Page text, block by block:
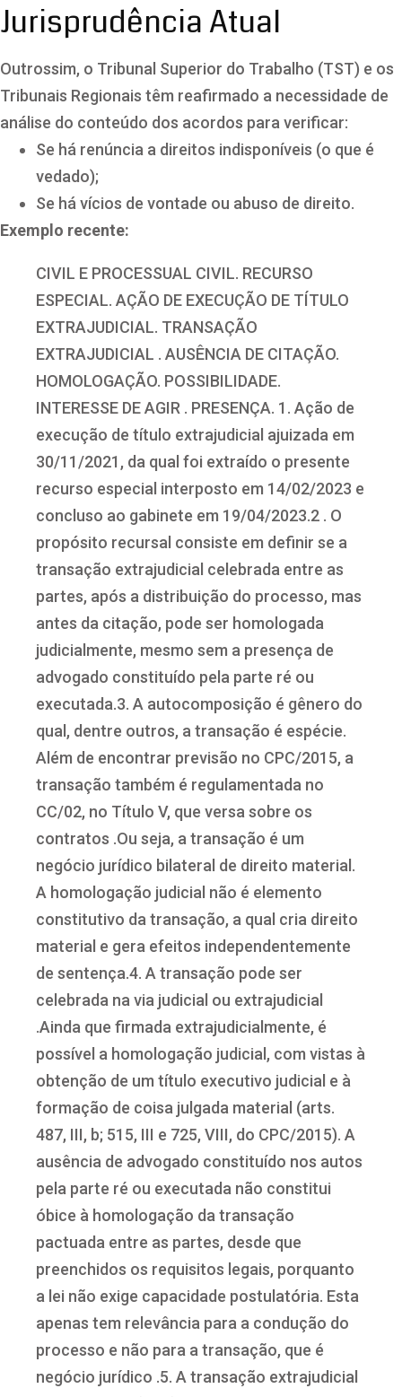
Jurisprudência Atual
Outrossim, o Tribunal Superior do Trabalho (TST) e os
Tribunais Regionais têm reafirmado a necessidade de
análise do conteúdo dos acordos para verificar:
Se há renúncia a direitos indisponíveis (o que é
vedado);
Se há vícios de vontade ou abuso de direito.
Exemplo recente:
CIVIL E PROCESSUAL CIVIL. RECURSO
ESPECIAL. AÇÃO DE EXECUÇÃO DE TÍTULO
EXTRAJUDICIAL. TRANSAÇÃO
EXTRAJUDICIAL . AUSÊNCIA DE CITAÇÃO.
HOMOLOGAÇÃO. POSSIBILIDADE.
INTERESSE DE AGIR . PRESENÇA. 1. Ação de
execução de título extrajudicial ajuizada em
30/11/2021, da qual foi extraído o presente
recurso especial interposto em 14/02/2023 e
concluso ao gabinete em 19/04/2023.2 . O
propósito recursal consiste em definir se a
transação extrajudicial celebrada entre as
partes, após a distribuição do processo, mas
antes da citação, pode ser homologada
judicialmente, mesmo sem a presença de
advogado constituído pela parte ré ou
executada.3. A autocomposição é gênero do
qual, dentre outros, a transação é espécie.
Além de encontrar previsão no CPC/2015, a
transação também é regulamentada no
CC/02, no Título V, que versa sobre os
contratos .Ou seja, a transação é um
negócio jurídico bilateral de direito material.
A homologação judicial não é elemento
constitutivo da transação, a qual cria direito
material e gera efeitos independentemente
de sentença.4. A transação pode ser
celebrada na via judicial ou extrajudicial
.Ainda que firmada extrajudicialmente, é
possível a homologação judicial, com vistas à
obtenção de um título executivo judicial e à
formação de coisa julgada material (arts.
487, III, b; 515, III e 725, VIII, do CPC/2015). A
ausência de advogado constituído nos autos
pela parte ré ou executada não constitui
óbice à homologação da transação
pactuada entre as partes, desde que
preenchidos os requisitos legais, porquanto
a lei não exige capacidade postulatória. Esta
apenas tem relevância para a condução do
processo e não para a transação, que é
negócio jurídico .5. A transação extrajudicial